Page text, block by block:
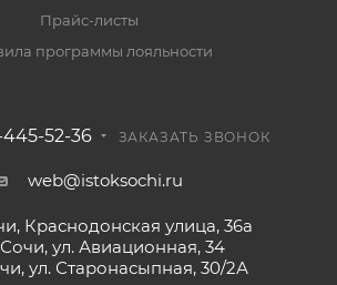
Прайс-листы
программы лояльности
445-52-36 ЗАКАЗАТЬ ЗВОНОК
web@istoksochi.ru
Краснодонская улица, 36а
Сочи, ул. Авиационная, 34
ул. Старонасыпная, 30/2А